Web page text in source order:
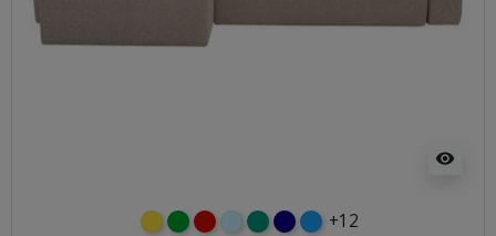
visibility
żółtyzielonyczerwony
błękitnyturkusowy
granatowy
niebieski
+12